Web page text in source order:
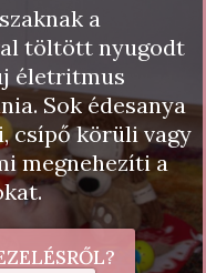
a
töltött nyugodt
életritmus
Sok édesanya
csípő körüli vagy
megnehezíti a